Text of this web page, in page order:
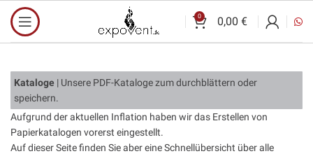
0 0,00 €
Kataloge | Unsere PDF-Kataloge zum durchblättern oder
speichern.
Aufgrund der aktuellen Inflation haben wir das Erstellen von
Papierkatalogen vorerst eingestellt.
Auf dieser Seite finden Sie aber eine Schnellübersicht über alle